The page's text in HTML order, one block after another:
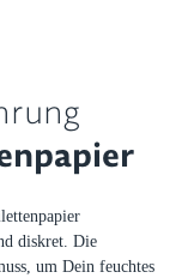
diskret. Die
um Dein feuchtes